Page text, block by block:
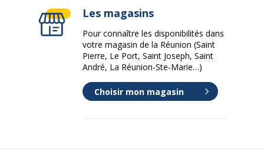
Les magasins
Pour connaître les disponibilités dans
votre magasin de la Réunion (Saint
Pierre, Le Port, Saint Joseph, Saint
André, La Réunion-Ste-Marie…)
Choisir mon magasin